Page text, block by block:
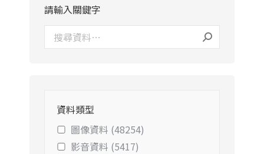
請輸入關鍵字
資料類型
圖像資料 (48254)
影音資料 (5417)